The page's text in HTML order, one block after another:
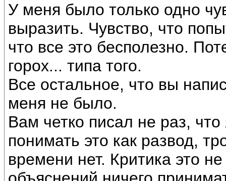
У меня было только одно
выразить. Чувство, что
что все это бесполезно.
горох... типа того.
Все остальное, что вы
меня не было.
Вам четко писал не раз,
понимать это как развод,
времени нет. Критика это